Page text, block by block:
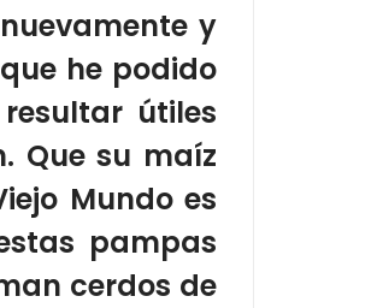
y
he podido
útiles
Que su maíz
Mundo es
pampas
cerdos de